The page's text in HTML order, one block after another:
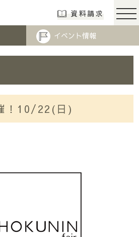
市川工務店 | らしさ
資料請求
イベント情報
！10/22(日)